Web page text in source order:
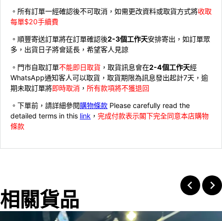
。所有訂單一經確認後不可取消，如需更改資料或取貨方式將收取
每單$20手續費
。順豐寄送訂單將在訂單確認後2-3個工作天安排寄出，如訂單眾
多，出貨日子將會延長，希望客人見諒
。門市自取訂單不能即日取貨 ，取貨訊息會在2-4個工作天經
WhatsApp通知客人可以取貨，取貨期限為訊息發出起計7天，逾
期未取訂單將即時取消 ， 所有款項將不獲退回
。下單前，請詳細參閱購物條款 Please carefully read the
detailed terms in this link ， 完成付款表示閣下完全同意本店購物
條款
相關貨品